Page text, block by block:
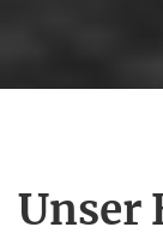
Unser